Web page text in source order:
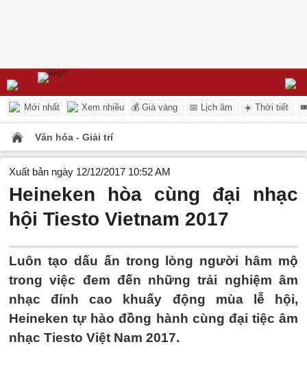
Mới nhất Xem nhiều 💰 Giá vàng 📅 Lịch âm ☀️ Thời tiết
Văn hóa - Giải trí
Xuất bản ngày 12/12/2017 10:52 AM
Heineken hòa cùng đại nhạc
hội Tiesto Vietnam 2017
Luôn tạo dấu ấn trong lòng người hâm mộ
trong việc đem đến những trải nghiệm âm
nhạc đỉnh cao khuấy động mùa lễ hội,
Heineken tự hào đồng hành cùng đại tiệc âm
nhạc Tiesto Việt Nam 2017.